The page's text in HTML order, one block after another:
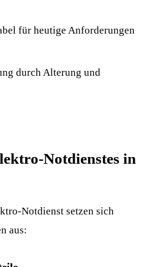
für heutige Anforderungen
durch Alterung und
Notdienstes in
Notdienst setzen sich
aus: